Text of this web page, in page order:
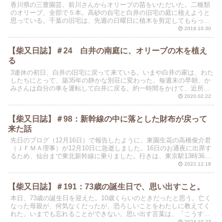
香川県の三豊園芸、前川さんからオリーブの苗をいただいた。二種類
のオリーブ、全部で５本。高砂の自宅と白井の旧宅の庭に植えようと
思っている。千葉の旧宅は、先週の日曜日に植木を剪定してもらっ
た。樹木の植え込みには最適なタイミングだ。問題は、新居の...2019.10.30
【柴又日誌】＃24 白井の南庭に、オリーブの木を植え
る
3連休の初日、白井の旧宅に戻って来ている。いまや白井の家は、わた
したちにとって、築35年の静かな別荘に変わった。毎週末の早朝、か
みさんは自分の車を運転して白井に戻る。約一時間をかけて、近所の
2020.02.22
【柴又日誌】＃98：新幹線の中に落とした財布が戻って
来た話
先日のブログ（12月16日）で報告したように、東園生花の高橋俊介君
（ＪＦＭＡ理事）が12月10日に急逝しました。16日のお通夜に出席す
るため、仙台まで東北新幹線に乗りました。行きは、東京駅13時36分
2022.12.18
【柴又日誌】＃191：73歳の誕生日で、思い出すこと。
本日、73歳の誕生日を迎えた。10歳くらいのときだったと思う。亡く
なった母親が、何気なくだったが、恐ろしいことをわたしに教えてく
れた。いまでも忘れることができない。思い出す言葉は、「こうすけ